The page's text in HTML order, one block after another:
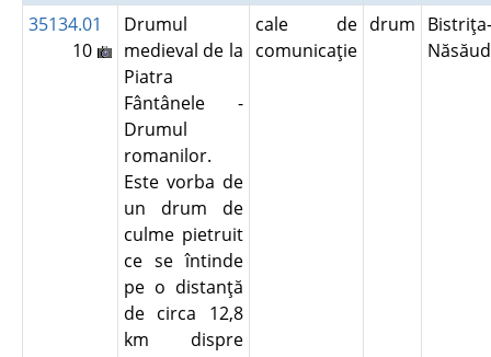
35134.01
10
Drumul
medieval de la
Piatra
Fântânele -
Drumul
romanilor.
Este vorba de
un drum de
culme pietruit
ce se întinde
pe o distanţă
de circa 12,8
km dispre
cale de
comunicaţie
drum Bistriţa-